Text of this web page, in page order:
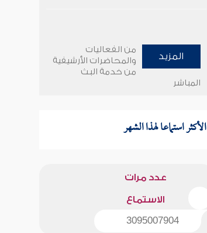
المزيد
من الفعاليات
والمحاضرات الأرشيفية
من خدمة البث
المباشر
الأكثر استماعا لهذا الشهر
عدد مرات
الاستماع
3095007904